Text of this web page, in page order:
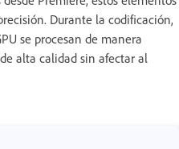
Durante la codificación,
se procesan de manera
alta calidad sin afectar al